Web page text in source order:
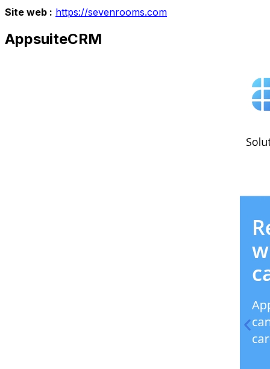
Site web : https://sevenrooms.com
AppsuiteCRM